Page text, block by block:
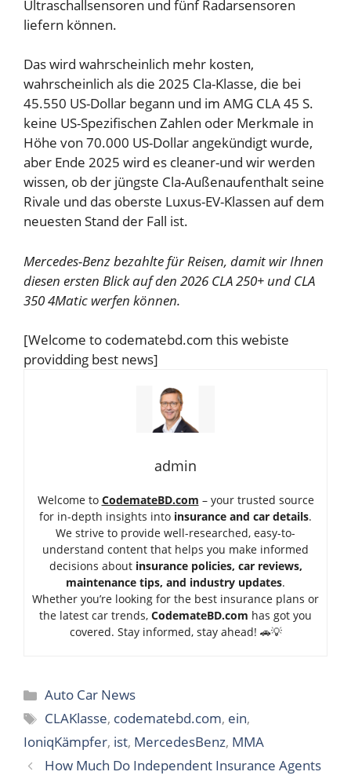
Ultraschallsensoren und fünf Radarsensoren
liefern können.
Das wird wahrscheinlich mehr kosten,
wahrscheinlich als die 2025 Cla-Klasse, die bei
45.550 US-Dollar begann und im AMG CLA 45 S.
keine US-Spezifischen Zahlen oder Merkmale in
Höhe von 70.000 US-Dollar angekündigt wurde,
aber Ende 2025 wird es cleaner-und wir werden
wissen, ob der jüngste Cla-Außenaufenthalt seine
Rivale und das oberste Luxus-EV-Klassen auf dem
neuesten Stand der Fall ist.
Mercedes-Benz bezahlte für Reisen, damit wir Ihnen
diesen ersten Blick auf den 2026 CLA 250+ und CLA
350 4Matic werfen können.
[Welcome to codematebd.com this webiste
providding best news]
admin
Welcome to CodemateBD.com – your trusted source
for in-depth insights into insurance and car details.
We strive to provide well-researched, easy-to-
understand content that helps you make informed
decisions about insurance policies, car reviews,
maintenance tips, and industry updates.
Whether you’re looking for the best insurance plans or
the latest car trends, CodemateBD.com has got you
covered. Stay informed, stay ahead! 🚗💡
Categories
Auto Car News
Tags
CLAKlasse, codematebd.com, ein,
IoniqKämpfer, ist, MercedesBenz, MMA
How Much Do Independent Insurance Agents